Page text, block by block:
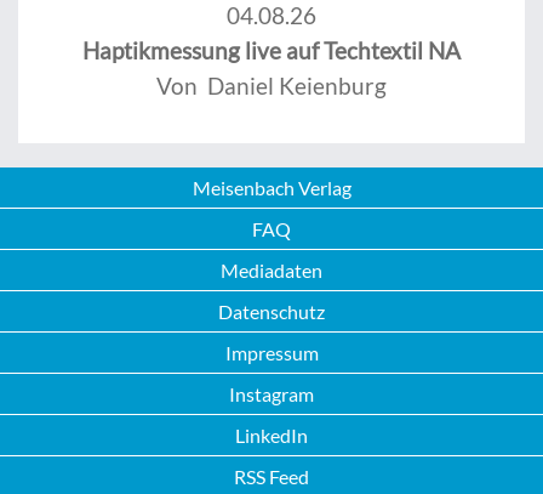
04.08.26
Haptikmessung live auf Techtextil NA
Von Daniel Keienburg
Meisenbach Verlag
FAQ
Mediadaten
Datenschutz
Impressum
Instagram
LinkedIn
RSS Feed